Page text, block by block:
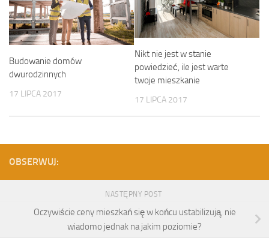
Budowanie domów
dwurodzinnych
17 LIPCA 2017
Nikt nie jest w stanie
powiedzieć, ile jest warte
twoje mieszkanie
17 LIPCA 2017
OBSERWUJ:
NASTĘPNY POST
Oczywiście ceny mieszkań się w końcu ustabilizują, nie
wiadomo jednak na jakim poziomie?